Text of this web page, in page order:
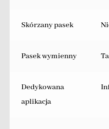
Skórzany pasek
Pasek wymienny
Dedykowana
aplikacja